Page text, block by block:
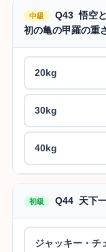
中級
Q43 悟空
初の亀の甲羅の重
20kg
30kg
40kg
初級 Q44 天下
ジャッキー・チ